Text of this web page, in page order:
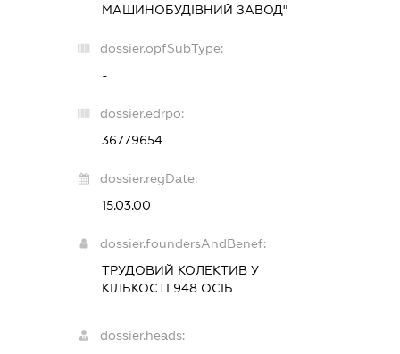
МАШИНОБУДІВНИЙ ЗАВОД"
dossier.opfSubType:
-
dossier.edrpo:
36779654
dossier.regDate:
15.03.00
dossier.foundersAndBenef:
ТРУДОВИЙ КОЛЕКТИВ У
КІЛЬКОСТІ 948 ОСІБ
dossier.heads: